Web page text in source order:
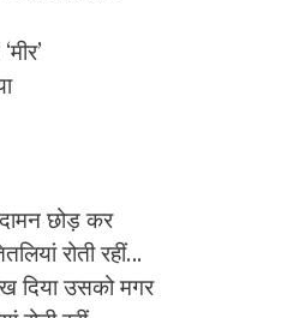
छोड़ कर
रोती रहीं…
दिया उसको मगर